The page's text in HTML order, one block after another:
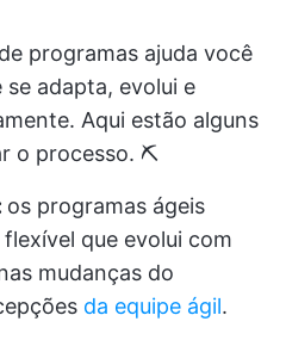
programas ajuda você
se adapta, evolui e
Aqui estão alguns
o processo. ⛏️
os programas ágeis
que evolui com
mudanças do
da equipe ágil.